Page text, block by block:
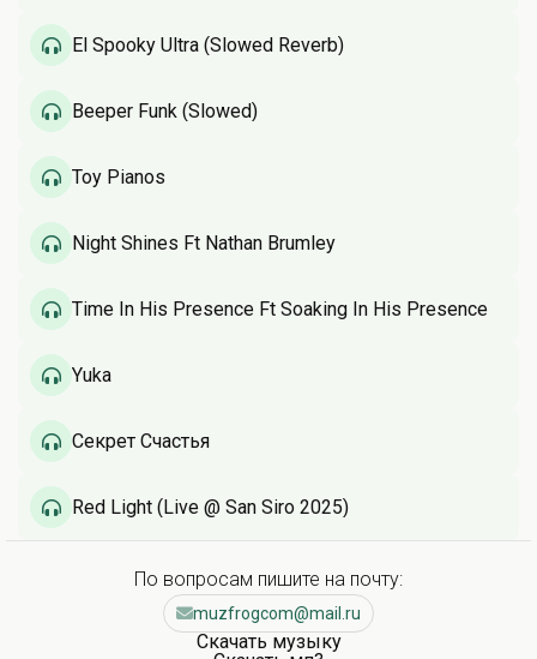
El Spooky Ultra (Slowed Reverb)
Beeper Funk (Slowed)
Toy Pianos
Night Shines Ft Nathan Brumley
Time In His Presence Ft Soaking In His Presence
Yuka
Секрет Счастья
Red Light (Live @ San Siro 2025)
По вопросам пишите на почту:
muzfrogcom@mail.ru
Скачать музыку